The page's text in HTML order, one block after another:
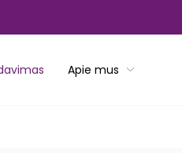
Apie mus